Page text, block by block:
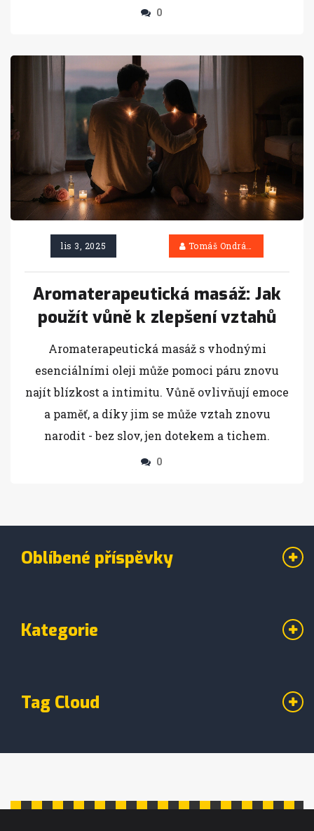
bolestí.
0
lis 3, 2025 Tomáš Ondráček
Aromaterapeutická masáž: Jak
použít vůně k zlepšení vztahů
Aromaterapeutická masáž s vhodnými
esenciálními oleji může pomoci páru znovu
najít blízkost a intimitu. Vůně ovlivňují emoce
a paměť, a díky jim se může vztah znovu
narodit - bez slov, jen dotekem a tichem.
0
Oblíbené příspěvky
Kategorie
Tag Cloud